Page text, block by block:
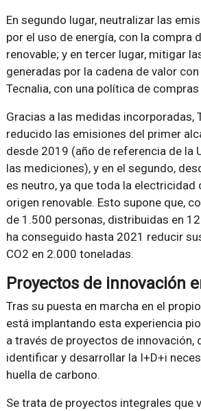
En segundo lugar, neutralizar las
por el uso de energía, con la compra
renovable; y en tercer lugar, mitigar
generadas por la cadena de valor
Tecnalia, con una política de
Gracias a las medidas incorporadas,
reducido las emisiones del primer
desde 2019 (año de referencia de la
las mediciones), y en el segundo,
es neutro, ya que toda la electricidad
origen renovable. Esto supone que,
de 1.500 personas, distribuidas en
ha conseguido hasta 2021 reducir
CO2 en 2.000 toneladas.
Proyectos de innovación
Tras su puesta en marcha en el
está implantando esta experiencia
a través de proyectos de innovación,
identificar y desarrollar la I+D+i
huella de carbono.
Se trata de proyectos integrales que